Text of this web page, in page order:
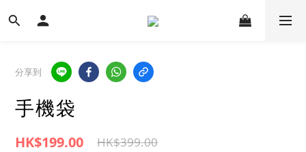
分享到
手機袋
HK$199.00 HK$399.00